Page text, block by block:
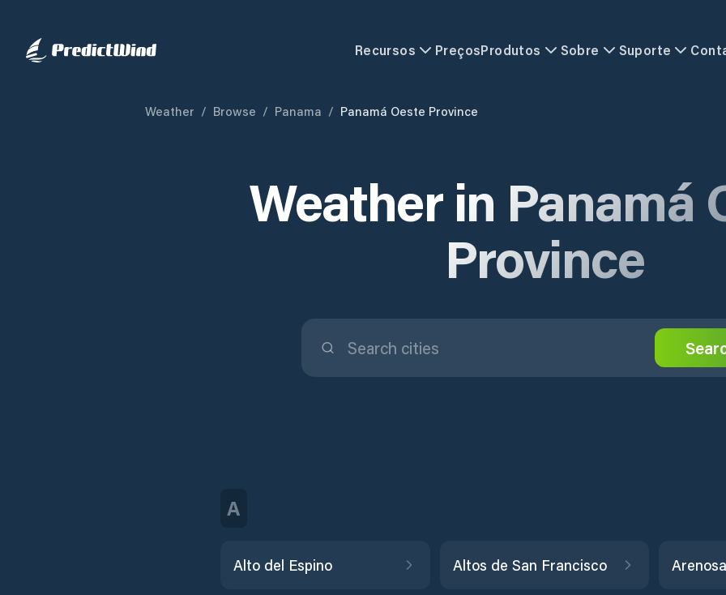
Recursos PreçosProdutos Sobre Suporte
Weather / Browse / Panama / Panamá Oeste Province
Weather in Panamá
Province
A
Alto del Espino Altos de San Francisco Arenosa